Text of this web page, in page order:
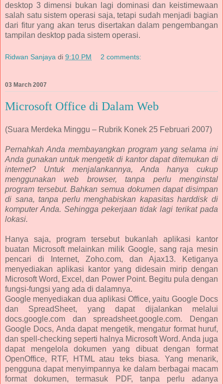
desktop 3 dimensi bukan lagi dominasi dan keistimewaan
salah satu sistem operasi saja, tetapi sudah menjadi bagian
dari fitur yang akan terus disertakan dalam pengembangan
tampilan desktop pada sistem operasi.
Ridwan Sanjaya di 9:10 PM 2 comments:
03 March 2007
Microsoft Office di Dalam Web
(Suara Merdeka Minggu – Rubrik Konek 25 Februari 2007)
Pernahkah Anda membayangkan program yang selama ini
Anda gunakan untuk mengetik di kantor dapat ditemukan di
internet? Untuk menjalankannya, Anda hanya cukup
menggunakan web browser, tanpa perlu menginstal
program tersebut. Bahkan semua dokumen dapat disimpan
di sana, tanpa perlu menghabiskan kapasitas harddisk di
komputer Anda. Sehingga pekerjaan tidak lagi terikat pada
lokasi.
Hanya saja, program tersebut bukanlah aplikasi kantor
buatan Microsoft melainkan milik Google, sang raja mesin
pencari di Internet, Zoho.com, dan Ajax13. Ketiganya
menyediakan aplikasi kantor yang didesain mirip dengan
Microsoft Word, Excel, dan Power Point. Begitu pula dengan
fungsi-fungsi yang ada di dalamnya.
Google menyediakan dua aplikasi Office, yaitu Google Docs
dan SpreadSheet, yang dapat dijalankan melalui
docs.google.com dan spreadsheet.google.com. Dengan
Google Docs, Anda dapat mengetik, mengatur format huruf,
dan spell-checking seperti halnya Microsoft Word. Anda juga
dapat mengelola dokumen yang dibuat dengan format
OpenOffice, RTF, HTML atau teks biasa. Yang menarik,
pengguna dapat menyimpannya ke dalam berbagai macam
format dokumen, termasuk PDF, tanpa perlu adanya